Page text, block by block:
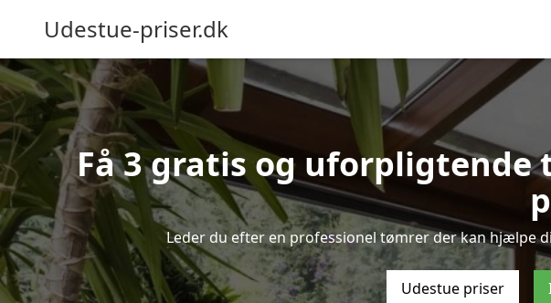
Udestue-priser.dk
Få 3 gratis og uforpligtende
Leder du efter en professionel tømrer der kan hjælpe
Udestue priser